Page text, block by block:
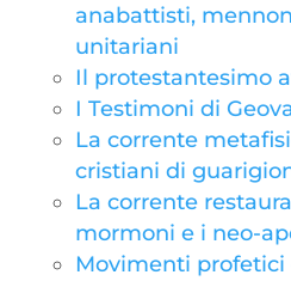
anabattisti,
unitariani
Il protestantesimo
I Testimoni di
La corrente
cristiani di
La corrente
mormoni e i neo-
Movimenti profetici